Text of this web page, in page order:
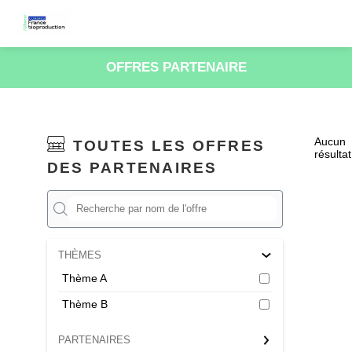
OFFRES PARTENAIRE
TOUTES LES OFFRES
DES PARTENAIRES
THÈMES
Thème A
Thème B
PARTENAIRES
Aucun
résultat